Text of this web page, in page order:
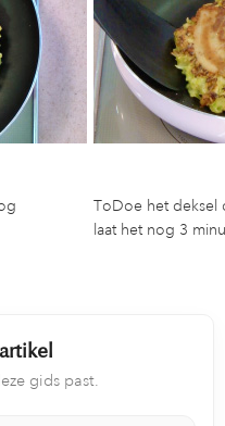
ToDoe het deksel
laat het nog 3
gids past.